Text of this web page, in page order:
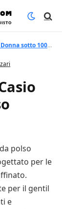
sotto 100 euro
polso
per le
per il gentil
e